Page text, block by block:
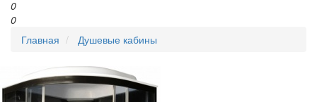
0
0
Главная
Душевые кабины